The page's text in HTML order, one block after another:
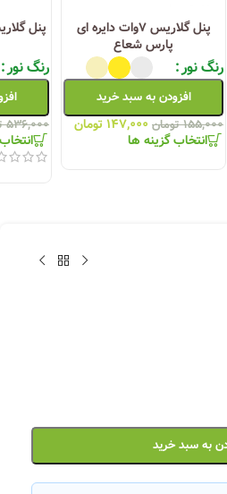
پنل گلاریس ۷وات دایره ای
پارس شعاع
رنگ نور
افزودن به سبد خرید
۱۵۵,۰۰۰ تومان ۱۴۷,۰۰۰ تومان
انتخاب گزینه ها
رنگ نور
۵۳۶,۰۰۰
به سبد خرید